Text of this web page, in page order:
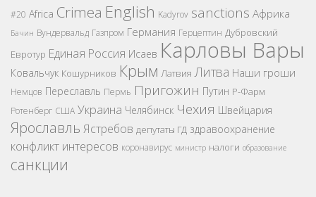
#20 Africa Crimea English Kadyrov sanctions Африка
Бачин Вундервальд Газпром Германия Герцептин Дубровский
Евротур Единая Россия Исаев Карловы Вары
Ковальчук Кошурников Крым Латвия Литва Наши гроши
Немцов Переславль Пермь Пригожин Путин Р-Фарм
Ротенберг США Украина Челябинск Чехия Швейцария
Ярославль Ястребов депутаты ГД здравоохранение
конфликт интересов коронавирус министр налоги образование
санкции